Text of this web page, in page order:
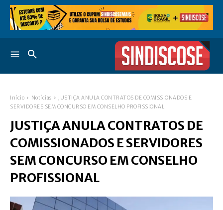
Início Notícias
JUSTIÇA ANULA CONTRATOS DE COMISSIONADOS E
SERVIDORES SEM CONCURSO EM CONSELHO PROFISSIONAL
JUSTIÇA ANULA CONTRATOS DE
COMISSIONADOS E SERVIDORES
SEM CONCURSO EM CONSELHO
PROFISSIONAL